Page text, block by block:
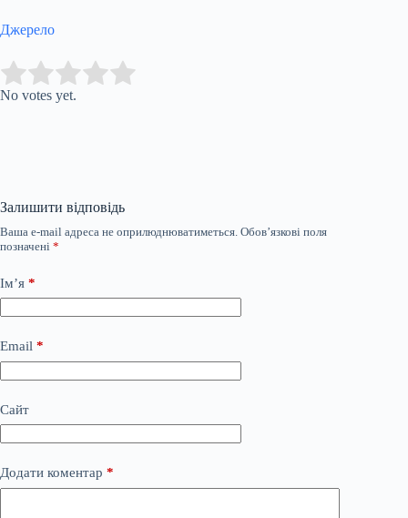
Джерело
Rate this item:
No votes yet.
Залишити відповідь
Ваша e-mail адреса не оприлюднюватиметься. Обов’язкові поля
позначені *
Ім’я *
Email *
Сайт
Додати коментар *